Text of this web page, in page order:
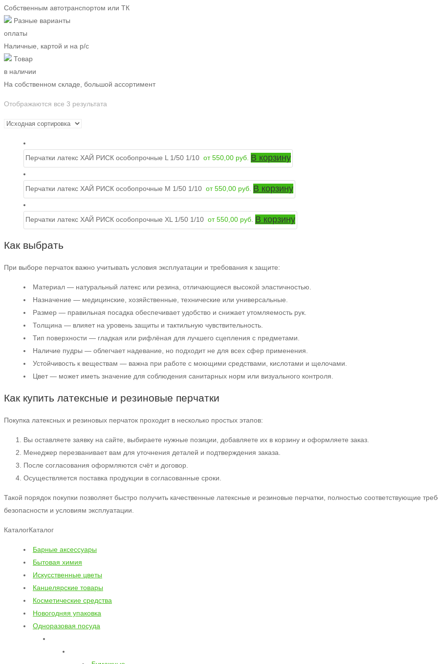
Собственным автотранспортом или ТК
Разные варианты
оплаты
Наличные, картой и на р/c
Товар
в наличии
На собственном складе, большой ассортимент
Отображаются все 3 результата
Перчатки латекс ХАЙ РИСК особопрочные L 1/50 1/10 от550,00 руб. В корзину
Перчатки латекс ХАЙ РИСК особопрочные M 1/50 1/10 от550,00 руб. В корзину
Перчатки латекс ХАЙ РИСК особопрочные ХL 1/50 1/10 от550,00 руб. В корзину
Как выбрать
При выборе перчаток важно учитывать условия эксплуатации и требования к защите:
Материал — натуральный латекс или резина, отличающиеся высокой эластичностью.
Назначение — медицинские, хозяйственные, технические или универсальные.
Размер — правильная посадка обеспечивает удобство и снижает утомляемость рук.
Толщина — влияет на уровень защиты и тактильную чувствительность.
Тип поверхности — гладкая или рифлёная для лучшего сцепления с предметами.
Наличие пудры — облегчает надевание, но подходит не для всех сфер применения.
Устойчивость к веществам — важна при работе с моющими средствами, кислотами и щелочами.
Цвет — может иметь значение для соблюдения санитарных норм или визуального контроля.
Как купить латексные и резиновые перчатки
Покупка латексных и резиновых перчаток проходит в несколько простых этапов:
Вы оставляете заявку на сайте, выбираете нужные позиции, добавляете их в корзину и оформляете заказ.
Менеджер перезванивает вам для уточнения деталей и подтверждения заказа.
После согласования оформляются счёт и договор.
Осуществляется поставка продукции в согласованные сроки.
Такой порядок покупки позволяет быстро получить качественные латексные и резиновые перчатки, полностью соответствующие
безопасности и условиям эксплуатации.
КаталогКаталог
Барные аксессуары
Бытовая химия
Искусственные цветы
Канцелярские товары
Косметические средства
Новогодняя упаковка
Одноразовая посуда